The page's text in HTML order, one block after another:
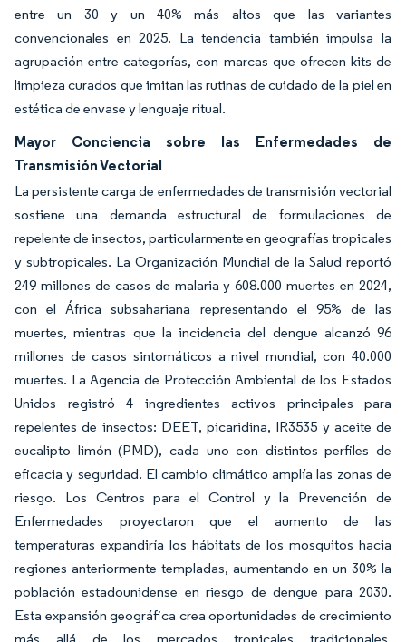
entre un 30 y un 40% más altos que las variantes
convencionales en 2025. La tendencia también impulsa la
agrupación entre categorías, con marcas que ofrecen kits de
limpieza curados que imitan las rutinas de cuidado de la piel en
estética de envase y lenguaje ritual.
Mayor Conciencia sobre las Enfermedades de
Transmisión Vectorial
La persistente carga de enfermedades de transmisión vectorial
sostiene una demanda estructural de formulaciones de
repelente de insectos, particularmente en geografías tropicales
y subtropicales. La Organización Mundial de la Salud reportó
249 millones de casos de malaria y 608.000 muertes en 2024,
con el África subsahariana representando el 95% de las
muertes, mientras que la incidencia del dengue alcanzó 96
millones de casos sintomáticos a nivel mundial, con 40.000
muertes. La Agencia de Protección Ambiental de los Estados
Unidos registró 4 ingredientes activos principales para
repelentes de insectos: DEET, picaridina, IR3535 y aceite de
eucalipto limón (PMD), cada uno con distintos perfiles de
eficacia y seguridad. El cambio climático amplía las zonas de
riesgo. Los Centros para el Control y la Prevención de
Enfermedades proyectaron que el aumento de las
temperaturas expandiría los hábitats de los mosquitos hacia
regiones anteriormente templadas, aumentando en un 30% la
población estadounidense en riesgo de dengue para 2030.
Esta expansión geográfica crea oportunidades de crecimiento